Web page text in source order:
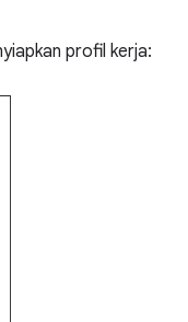
profil kerja: